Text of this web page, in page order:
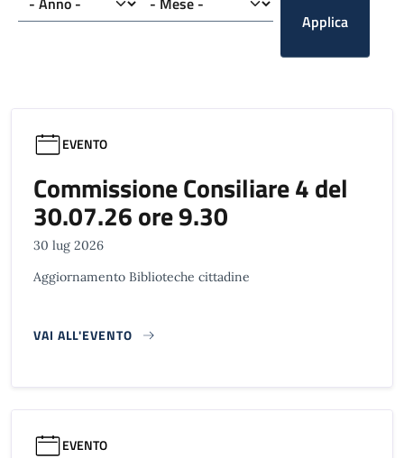
Applica
EVENTO
Commissione Consiliare 4 del
30.07.26 ore 9.30
30 lug 2026
Aggiornamento Biblioteche cittadine
VAI ALL'EVENTO
EVENTO